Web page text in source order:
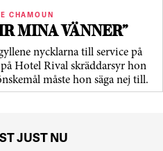
CHAMOUN
MINA VÄNNER”
nycklarna till service på
Hotel Rival skräddarsyr hon
måste hon säga nej till.
JUST NU